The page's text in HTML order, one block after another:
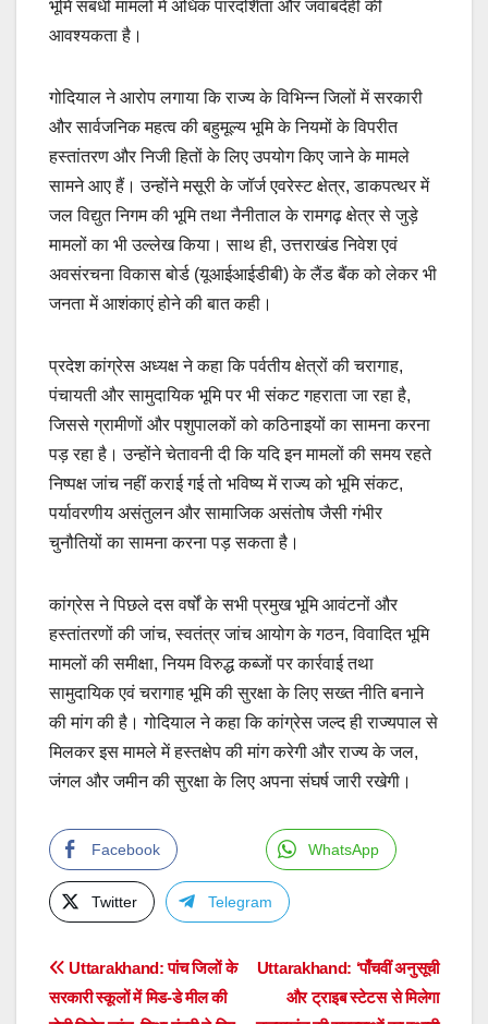
भूमि संबंधी मामलों में अधिक पारदर्शिता और जवाबदेही की
आवश्यकता है।
गोदियाल ने आरोप लगाया कि राज्य के विभिन्न जिलों में सरकारी
और सार्वजनिक महत्व की बहुमूल्य भूमि के नियमों के विपरीत
हस्तांतरण और निजी हितों के लिए उपयोग किए जाने के मामले
सामने आए हैं। उन्होंने मसूरी के जॉर्ज एवरेस्ट क्षेत्र, डाकपत्थर में
जल विद्युत निगम की भूमि तथा नैनीताल के रामगढ़ क्षेत्र से जुड़े
मामलों का भी उल्लेख किया। साथ ही, उत्तराखंड निवेश एवं
अवसंरचना विकास बोर्ड (यूआईआईडीबी) के लैंड बैंक को लेकर भी
जनता में आशंकाएं होने की बात कही।
प्रदेश कांग्रेस अध्यक्ष ने कहा कि पर्वतीय क्षेत्रों की चरागाह,
पंचायती और सामुदायिक भूमि पर भी संकट गहराता जा रहा है,
जिससे ग्रामीणों और पशुपालकों को कठिनाइयों का सामना करना
पड़ रहा है। उन्होंने चेतावनी दी कि यदि इन मामलों की समय रहते
निष्पक्ष जांच नहीं कराई गई तो भविष्य में राज्य को भूमि संकट,
पर्यावरणीय असंतुलन और सामाजिक असंतोष जैसी गंभीर
चुनौतियों का सामना करना पड़ सकता है।
कांग्रेस ने पिछले दस वर्षों के सभी प्रमुख भूमि आवंटनों और
हस्तांतरणों की जांच, स्वतंत्र जांच आयोग के गठन, विवादित भूमि
मामलों की समीक्षा, नियम विरुद्ध कब्जों पर कार्रवाई तथा
सामुदायिक एवं चरागाह भूमि की सुरक्षा के लिए सख्त नीति बनाने
की मांग की है। गोदियाल ने कहा कि कांग्रेस जल्द ही राज्यपाल से
मिलकर इस मामले में हस्तक्षेप की मांग करेगी और राज्य के जल,
जंगल और जमीन की सुरक्षा के लिए अपना संघर्ष जारी रखेगी।
Facebook WhatsApp
Twitter Telegram
Post
Uttarakhand: ‘पाँचवीं अनुसूची
और ट्राइब स्टेटस से मिलेगा
Uttarakhand: पांच जिलों के
सरकारी स्कूलों में मिड-डे मील की